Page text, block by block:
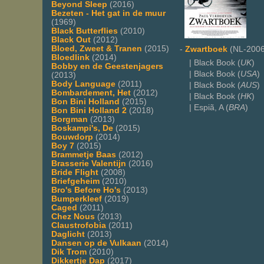
Beyond Sleep (2016)
Bezeten - Het gat in de muur
(1969)
Black Butterflies (2010)
Black Out (2012)
Bloed, Zweet & Tranen (2015)
Bloedlink (2014)
Bobby en de Geestenjagers
(2013)
Body Language (2011)
Bombardement, Het (2012)
Bon Bini Holland (2015)
Bon Bini Holland 2 (2018)
Borgman (2013)
Boskampi's, De (2015)
Bouwdorp (2014)
Boy 7 (2015)
Brammetje Baas (2012)
Brasserie Valentijn (2016)
Bride Flight (2008)
Briefgeheim (2010)
Bro's Before Ho's (2013)
Bumperkleef (2019)
Caged (2011)
Chez Nous (2013)
Claustrofobia (2011)
Daglicht (2013)
Dansen op de Vulkaan (2014)
Dik Trom (2010)
Dikkertje Dap (2017)
- Zwartboek (NL-
| Black Book (UK)
| Black Book (USA)
| Black Book (AUS)
| Black Book (HK)
| Espiã, A (BRA)